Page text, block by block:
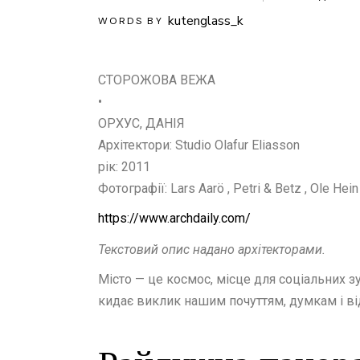
WORDS BY kutenglass_k
СТОРОЖОВА ВЕЖА
•
ОРХУС, ДАНІЯ
Архітектори: Studio Olafur Eliasson
рік: 2011
Фотографії: Lars Aarö , Petri & Betz , Ole
https://www.archdaily.com/
Текстовий опис надано архітекторами.
Місто — це космос, місце для соціальних
кидає виклик нашим почуттям, думкам і